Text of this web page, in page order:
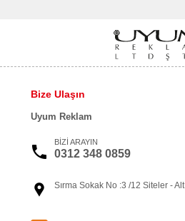
Bize Ulaşın
Uyum Reklam
BİZİ ARAYIN
0312 348 0859
Sırma Sokak No :3 /12 Siteler -